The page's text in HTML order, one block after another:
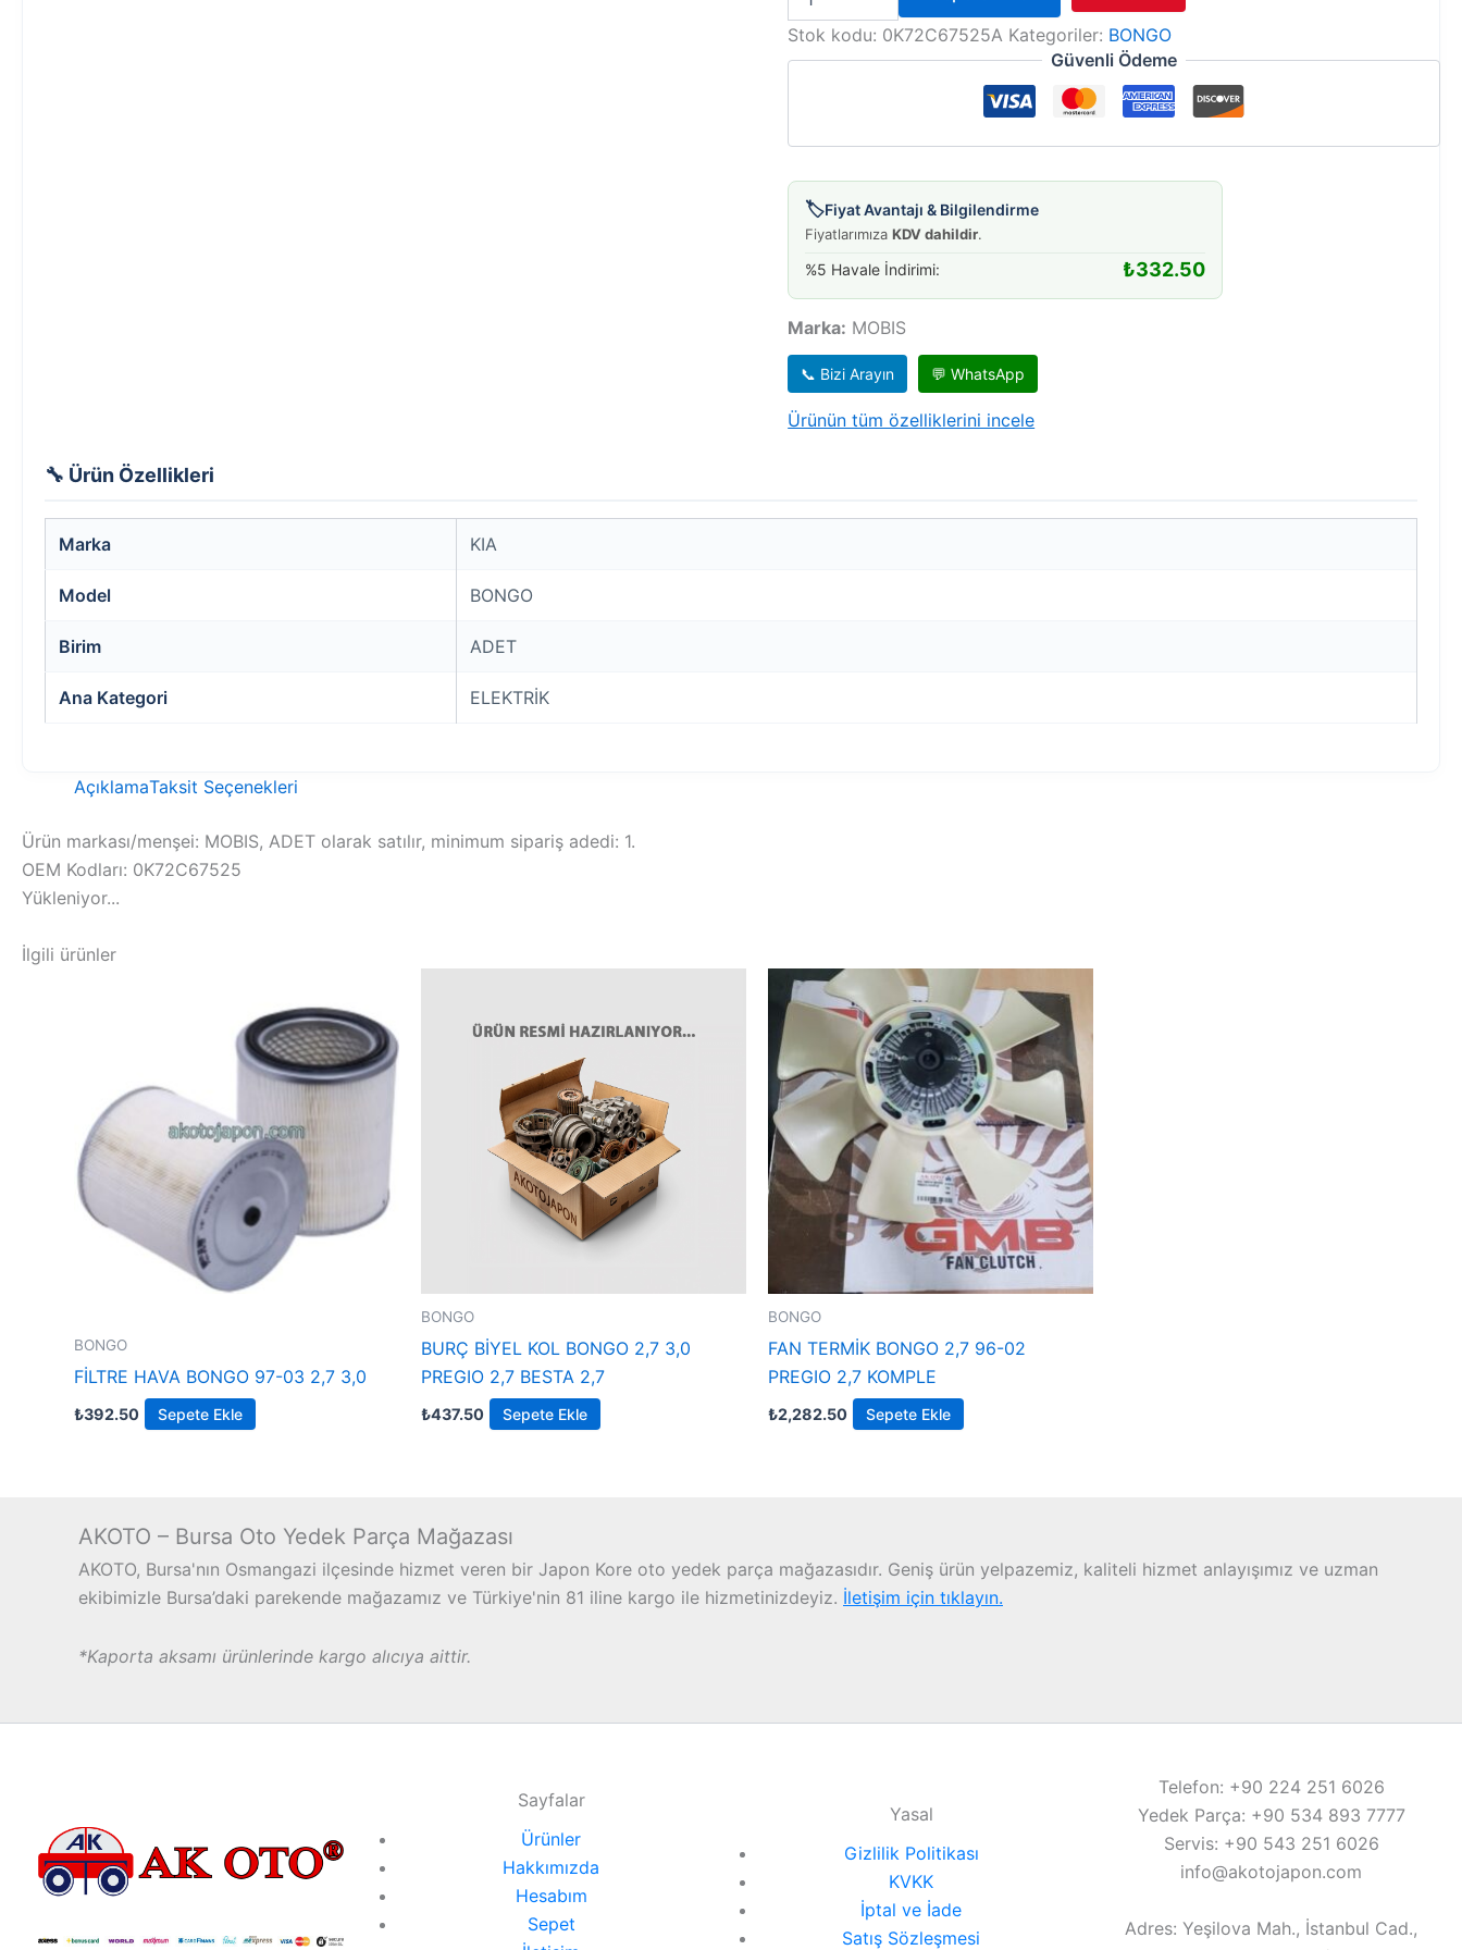
FISKİYE
MEME
Stok kodu: 0K72C67525A Kategoriler: BONGO
Güvenli Ödeme
🏷️Fiyat Avantajı & Bilgilendirme
FiyatlarımızaKDV dahildir.
%5 Havale İndirimi: ₺332.50
Marka: MOBIS
📞 Bizi Arayın 💬 WhatsApp
Ürünün tüm özelliklerini incele
🔧 Ürün Özellikleri
Marka KIA
Model BONGO
Birim ADET
Ana Kategori ELEKTRİK
AçıklamaTaksit Seçenekleri
Ürün markası/menşei: MOBIS, ADET olarak satılır, minimum sipariş adedi: 1.
OEM Kodları: 0K72C67525
Yükleniyor...
İlgili ürünler
BONGO
FİLTRE HAVA BONGO 97-03 2,7 3,0
₺392.50 Sepete Ekle
BONGO
BURÇ BİYEL KOL BONGO 2,7 3,0
PREGIO 2,7 BESTA 2,7
₺437.50 Sepete Ekle
BONGO
FAN TERMİK BONGO 2,7 96-02
PREGIO 2,7 KOMPLE
₺2,282.50 Sepete Ekle
AKOTO – Bursa Oto Yedek Parça Mağazası
AKOTO, Bursa'nın Osmangazi ilçesinde hizmet veren bir Japon Kore oto yedek parça mağazasıdır. Geniş ürün yelpazemiz, kaliteli hizmet anlayışımız ve uzman
ekibimizle Bursa’daki parekende mağazamız ve Türkiye'nin 81 iline kargo ile hizmetinizdeyiz. İletişim için tıklayın.
*Kaporta aksamı ürünlerinde kargo alıcıya aittir.
Sayfalar
Ürünler
Hakkımızda
Hesabım
Sepet
Yasal
Gizlilik Politikası
KVKK
İptal ve İade
Satış Sözleşmesi
Telefon: +90 224 251 6026
Yedek Parça: +90 534 893 7777
Servis: +90 543 251 6026
info@akotojapon.com
Adres: Yeşilova Mah., İstanbul Cad.,